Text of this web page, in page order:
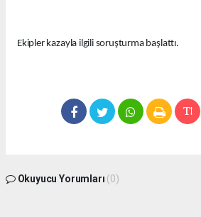
Ekipler kazayla ilgili soruşturma başlattı.
Okuyucu Yorumları (0)